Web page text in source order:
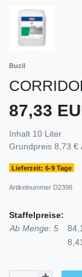
Buzil
87,33
Inhalt 10 Liter
Grundpreis 8,73 €
Lieferzeit: 6-9 Tage
Artikelnummer D2398
Staffelpreise:
Ab Menge: 5